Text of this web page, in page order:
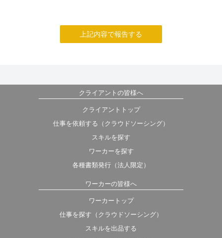
上記内容で報告する
クライアントの皆様へ
クライアントトップ
仕事を依頼する（クラウドソーシング）
スキルを探す
ワーカーを探す
各種書類発行（法人限定）
ワーカーの皆様へ
ワーカートップ
仕事を探す（クラウドソーシング）
スキルを出品する